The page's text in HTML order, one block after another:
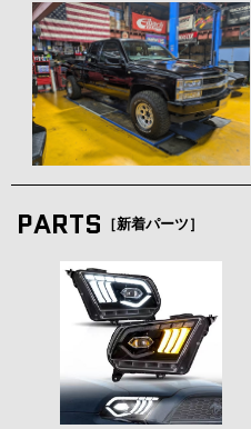
PARTS ［新着パーツ］